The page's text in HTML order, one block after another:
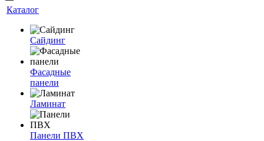
Каталог
Сайдинг
Фасадные
панели
Ламинат
Панели ПВХ